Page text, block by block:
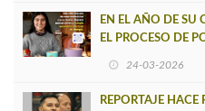
EN EL AÑO DE SU
EL PROCESO DE
24-03-2026
REPORTAJE